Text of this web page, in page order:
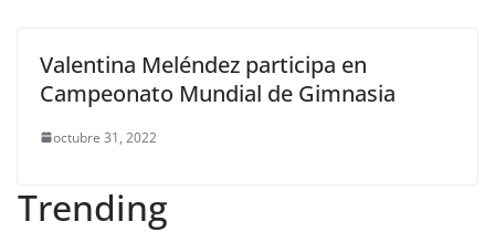
Valentina Meléndez participa en
Campeonato Mundial de Gimnasia
octubre 31, 2022
Trending